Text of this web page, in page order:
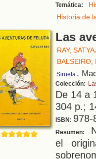
Temática:
Historia de
Las
RAY,
BALSEIRO,
Siruela ,
Colección:
De 14 a
304 p.;
ISBN: 978-
Resumen:
el